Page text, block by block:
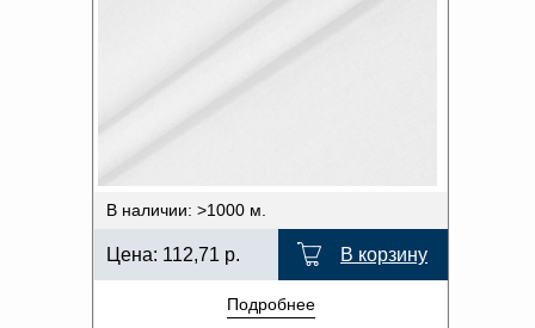
В наличии: >1000 м.
Цена: 112,71 р. В корзину
Подробнее